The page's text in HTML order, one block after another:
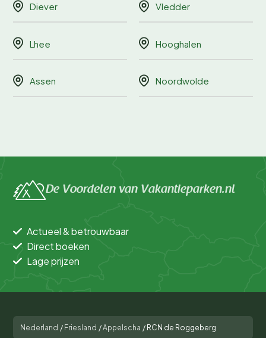
Diever Vledder
Lhee Hooghalen
Assen Noordwolde
De Voordelen van Vakantieparken.nl
Actueel & betrouwbaar
Direct boeken
Lage prijzen
Nederland / Friesland /Appelscha / RCN de Roggeberg